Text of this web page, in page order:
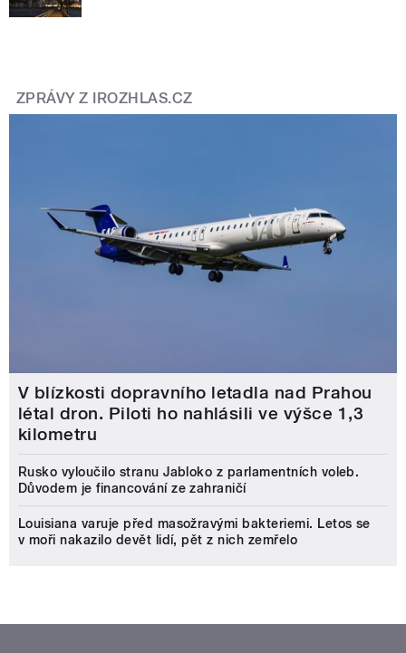
ZPRÁVY Z IROZHLAS.CZ
V blízkosti dopravního letadla nad Prahou
létal dron. Piloti ho nahlásili ve výšce 1,3
kilometru
Rusko vyloučilo stranu Jabloko z parlamentních voleb.
Důvodem je financování ze zahraničí
Louisiana varuje před masožravými bakteriemi. Letos se
v moři nakazilo devět lidí, pět z nich zemřelo